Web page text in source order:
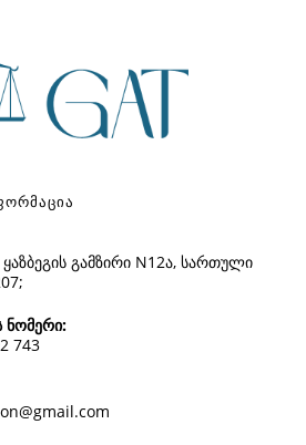
გამზირი N12ა, სართული
743